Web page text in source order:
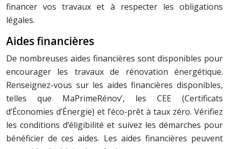
financer vos travaux et à respecter les obligations
légales.
Aides financières
De nombreuses aides financières sont disponibles pour
encourager les travaux de rénovation énergétique.
Renseignez-vous sur les aides financières disponibles,
telles que MaPrimeRénov’, les CEE (Certificats
d’Économies d’Énergie) et l’éco-prêt à taux zéro. Vérifiez
les conditions d’éligibilité et suivez les démarches pour
bénéficier de ces aides. Les aides financières peuvent